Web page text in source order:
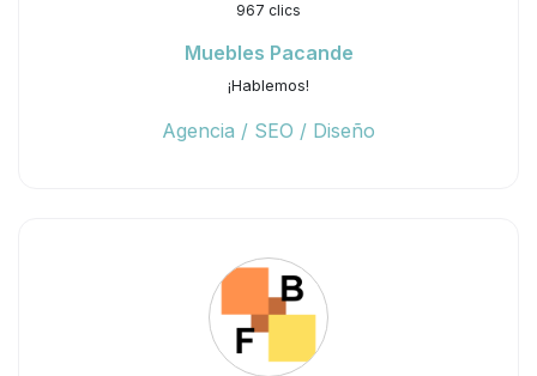
967 clics
Muebles Pacande
¡Hablemos!
Agencia / SEO / Diseño